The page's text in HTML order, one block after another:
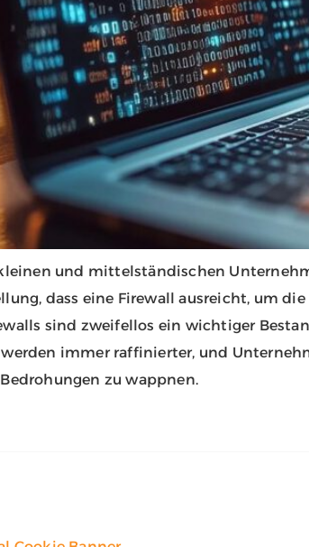
und mittelständischen
dass eine Firewall ausreicht, um
sind zweifellos ein wichtiger
immer raffinierter, und
zu wappnen.